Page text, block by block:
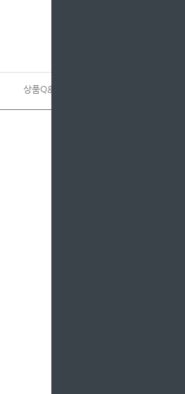
상품Q&A